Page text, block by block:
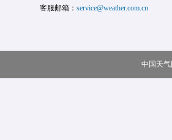
客服邮箱： service@weather.com.cn
中国天